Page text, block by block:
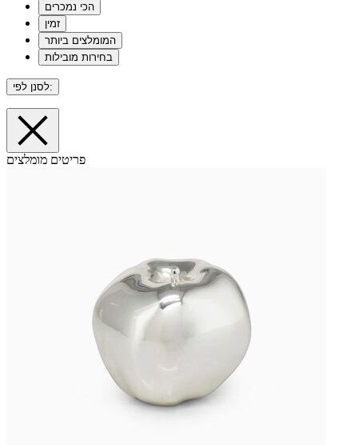
הכי נמכרים
זמין
המומלצים ביותר
בחירות מובילות
לסנן לפי:
פריטים מומלצים